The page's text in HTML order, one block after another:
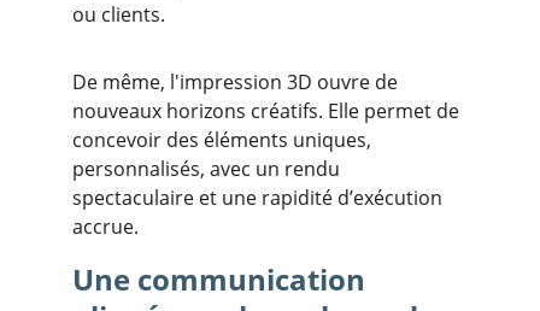
ou clients.
De même, l'impression 3D ouvre de
nouveaux horizons créatifs. Elle permet de
concevoir des éléments uniques,
personnalisés, avec un rendu
spectaculaire et une rapidité d’exécution
accrue.
Une communication